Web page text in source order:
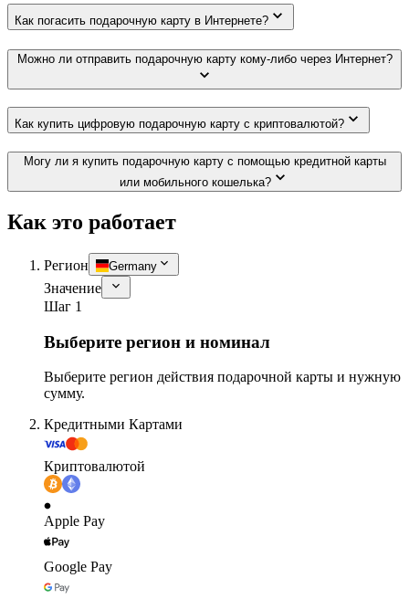
Как погасить подарочную карту в Интернете?
Можно ли отправить подарочную карту кому-либо через Интернет?
Как купить цифровую подарочную карту с криптовалютой?
Могу ли я купить подарочную карту с помощью кредитной карты
или мобильного кошелька?
Как это работает
Регион Germany
Значение
Шаг 1
Выберите регион и номинал
Выберите регион действия подарочной карты и нужную
сумму.
Кредитными Картами
Криптовалютой
Apple Pay
Google Pay